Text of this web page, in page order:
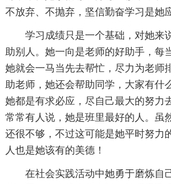
不放弃、不抛弃，坚信勤奋学习是她
学习成绩只是一个基础，对她来
助别人。她一向是老师的好助手，每
她就会一马当先去帮忙，尽力为老师
助老师，她还会帮助同学，大家有什
她都是有求必应，尽自己最大的努力
常常有人说，她是班里最好的人。虽
还很不够，不过这可能是她平时努力
人也是她该有的美德！
在社会实践活动中她勇于磨炼自